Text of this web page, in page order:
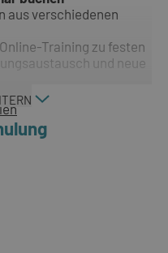
aus verschiedenen
Training zu festen
und neue